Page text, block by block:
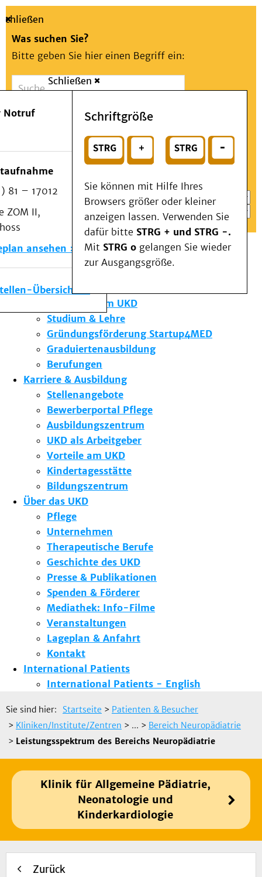
Suche
Schließen
Was suchen Sie?
Bitte geben Sie hier einen Begriff ein:
Suchen
oder
Wählen Sie ein Thema für Ihren Schnelleinstieg
Notfall
Schließen
Notruf
81 – 17012
ZOM II,
ansehen
Übersicht
Schriftgröße
Sie können mit Hilfe Ihres
Browsers größer oder kleiner
anzeigen lassen. Verwenden Sie
dafür bitte STRG + und STRG -.
Mit STRG o gelangen Sie wieder
zur Ausgangsgröße.
Menü
Patienten & Besucher
Kliniken/Institute/Zentren
Als Patient am UKD
Beratung und Unterstützung
Veranstaltungen
Kommunikation im Medizinwesen (KIM)
Notfall
Forschung & Lehre
Die Institute des UKD
Forschung am UKD
Studium & Lehre
Gründungsförderung Startup4MED
Graduiertenausbildung
Berufungen
Karriere & Ausbildung
Stellenangebote
Bewerberportal Pflege
Ausbildungszentrum
UKD als Arbeitgeber
Vorteile am UKD
Kindertagesstätte
Bildungszentrum
Über das UKD
Pflege
Unternehmen
Therapeutische Berufe
Geschichte des UKD
Presse & Publikationen
Spenden & Förderer
Mediathek: Info-Filme
Veranstaltungen
Lageplan & Anfahrt
Kontakt
International Patients
International Patients - English
Sie sind hier: Startseite > Patienten & Besucher
> Kliniken/Institute/Zentren > ... > Bereich Neuropädiatrie
> Leistungsspektrum des Bereichs Neuropädiatrie
Klinik für Allgemeine Pädiatrie,
Neonatologie und
Kinderkardiologie
Zurück